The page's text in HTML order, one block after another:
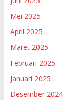
Mei 2025
April 2025
Maret 2025
Februari 2025
Januari 2025
Desember 2024